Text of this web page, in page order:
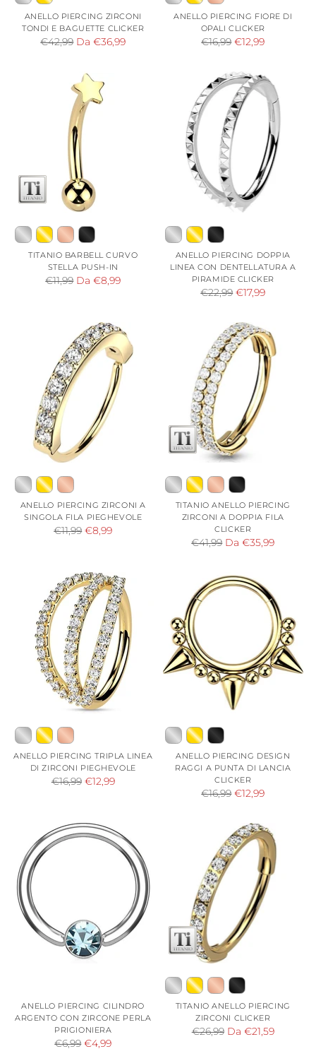
ANELLO PIERCING ZIRCONI
TONDI E BAGUETTE CLICKER
Prezzo
€42,99 Da €36,99
ANELLO PIERCING FIORE DI
OPALI CLICKER
Prezzo
€16,99 €12,99
TITANIO BARBELL CURVO
STELLA PUSH-IN
Prezzo
€11,99 Da €8,99
ANELLO PIERCING DOPPIA
LINEA CON DENTELLATURA A
PIRAMIDE CLICKER
Prezzo
€22,99 €17,99
ANELLO PIERCING ZIRCONI A
SINGOLA FILA PIEGHEVOLE
Prezzo
€11,99 €8,99
TITANIO ANELLO PIERCING
ZIRCONI A DOPPIA FILA
CLICKER
Prezzo
€41,99 Da €35,99
ANELLO PIERCING TRIPLA LINEA
DI ZIRCONI PIEGHEVOLE
Prezzo
€16,99 €12,99
ANELLO PIERCING DESIGN
RAGGI A PUNTA DI LANCIA
CLICKER
Prezzo
€16,99 €12,99
ANELLO PIERCING CILINDRO
ARGENTO CON ZIRCONE PERLA
PRIGIONIERA
Prezzo
€6,99 €4,99
TITANIO ANELLO PIERCING
ZIRCONI CLICKER
Prezzo
€26,99 Da €21,59